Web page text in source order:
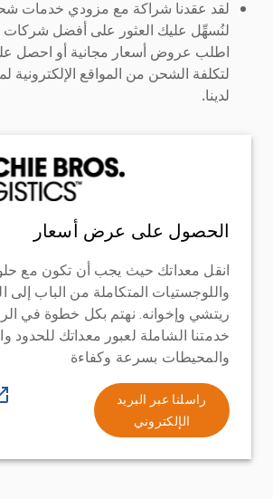
لقد عقدنا شراكة مع مزودي خدمات
لنُسهِّل عليك العثور على أفضل شركات
اطلب عروض أسعار مجانية أو احصل
لتكلفة الشحن من المواقع الإلكترونية
لدينا.
الحصول على عرض أسعار
انقل معداتك حيث يجب أن تكون مع
واللوجستيات المتكاملة من الباب إلى
ريتشي وإخوانه. نهتم بكل خطوة في
خدمتنا الشاملة لعبور معداتك للحدود
والمحيطات بسرعة وكفاءة
راسلنا عبر البريد
الإلكتروني